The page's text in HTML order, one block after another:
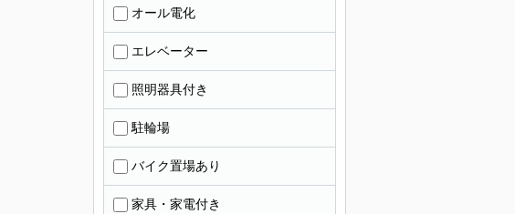
オール電化
エレベーター
照明器具付き
駐輪場
バイク置場あり
家具・家電付き